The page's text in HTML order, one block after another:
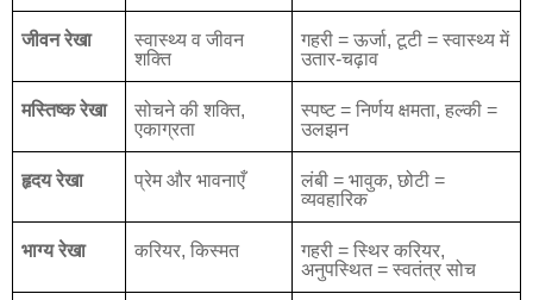
जीवन रेखा स्वास्थ्य व जीवन
शक्ति
गहरी =ऊर्जा,टूटी =स्वास्थ्य में
उतार-चढ़ाव
मस्तिष्क रेखा सोचने की शक्ति,
एकाग्रता
स्पष्ट=निर्णय क्षमता,हल्की =
उलझन
हृदय रेखा प्रेम और भावनाएँ लंबी =भावुक,छोटी =
व्यवहारिक
भाग्य रेखा करियर,किस्मत गहरी =स्थिर करियर,
अनुपस्थित=स्वतंत्र सोच